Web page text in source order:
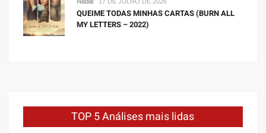
QUEIME TODAS MINHAS CARTAS (BURN ALL
MY LETTERS – 2022)
TOP 5 Análises mais lidas